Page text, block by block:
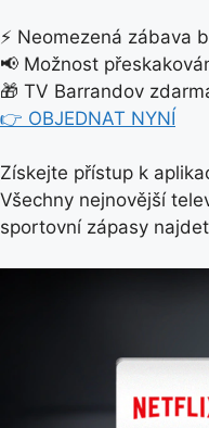
⚡ Neomezená zábava
📢 Možnost
🎁 TV Barrandov
👉 OBJEDNAT NYNÍ
Získejte přístup k
Všechny nejnovější
sportovní zápasy